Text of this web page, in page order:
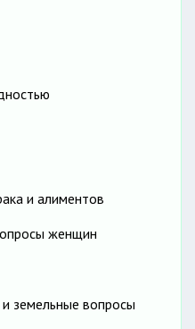
и алиментов
женщин
земельные вопросы